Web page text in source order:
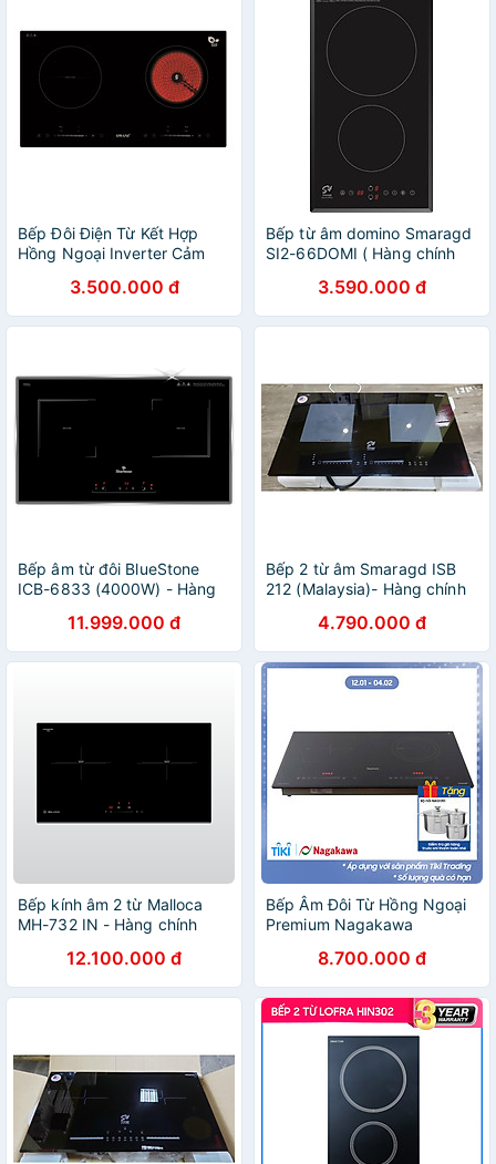
Bếp Đôi Điện Từ Kết Hợp
Hồng Ngoại Inverter Cảm
910IH - Hàng Chính Hãng
3.500.000 đ
Bếp từ âm domino Smaragd
SI2-66DOMI ( Hàng chính
3.590.000 đ
Bếp âm từ đôi BlueStone
ICB-6833 (4000W) - Hàng
11.999.000 đ
Bếp 2 từ âm Smaragd ISB
212 (Malaysia)- Hàng chính
4.790.000 đ
Bếp kính âm 2 từ Malloca
MH-732 IN - Hàng chính
12.100.000 đ
Bếp Âm Đôi Từ Hồng Ngoại
Premium Nagakawa
8.700.000 đ